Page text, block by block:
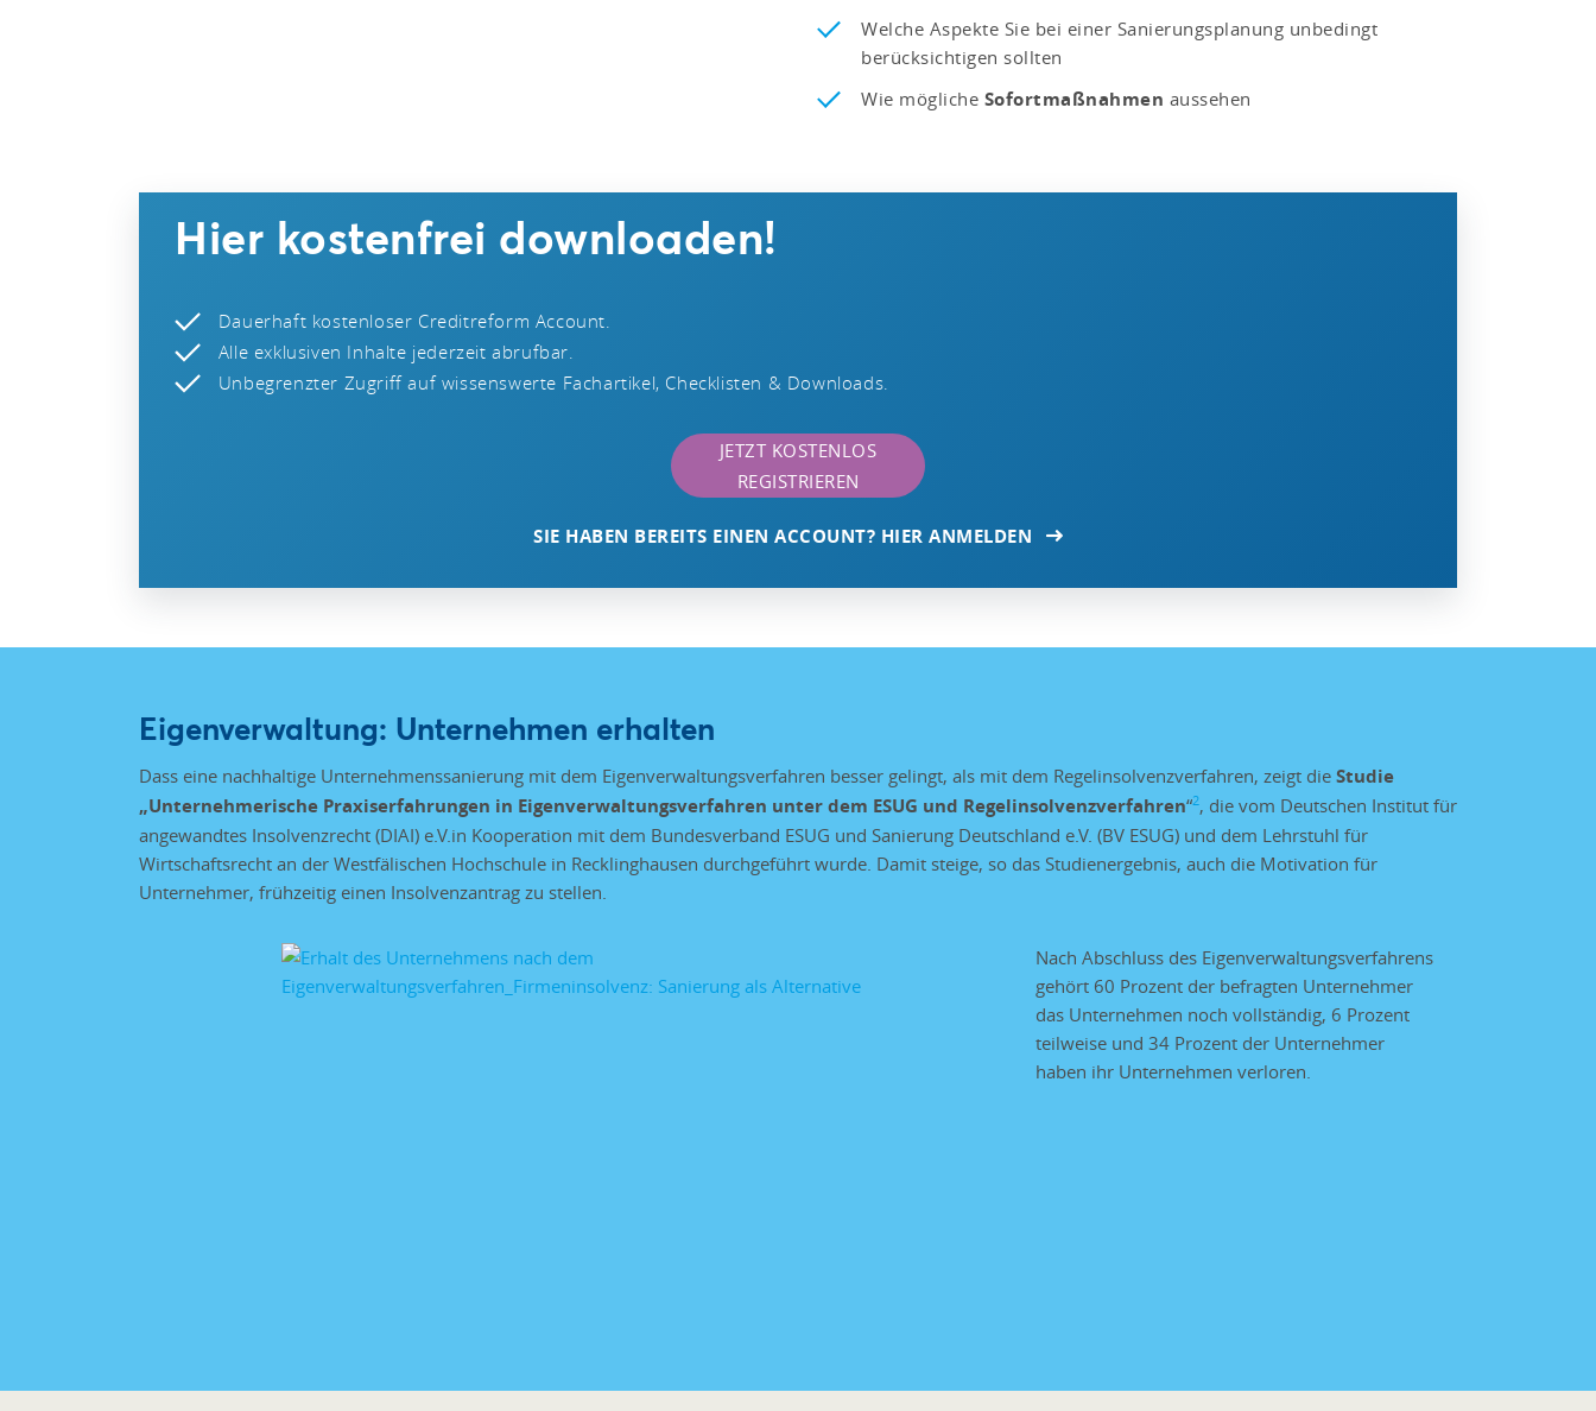
Welche Aspekte Sie bei einer Sanierungsplanung unbedingt
berücksichtigen sollten
Wie mögliche Sofortmaßnahmen aussehen
Hier kostenfrei downloaden!
Dauerhaft kostenloser Creditreform Account.
Alle exklusiven Inhalte jederzeit abrufbar.
Unbegrenzter Zugriff auf wissenswerte Fachartikel, Checklisten & Downloads.
JETZT KOSTENLOS
REGISTRIEREN
SIE HABEN BEREITS EINEN ACCOUNT? HIER ANMELDEN
Eigenverwaltung: Unternehmen erhalten
Dass eine nachhaltige Unternehmenssanierung mit dem Eigenverwaltungsverfahren besser gelingt, als mit dem Regelinsolvenzverfahren, zeigt die Studie
„Unternehmerische Praxiserfahrungen in Eigenverwaltungsverfahren unter dem ESUG und Regelinsolvenzverfahren“2, die vom Deutschen Institut für
angewandtes Insolvenzrecht (DIAI) e.V.in Kooperation mit dem Bundesverband ESUG und Sanierung Deutschland e.V. (BV ESUG) und dem Lehrstuhl für
Wirtschaftsrecht an der Westfälischen Hochschule in Recklinghausen durchgeführt wurde. Damit steige, so das Studienergebnis, auch die Motivation für
Unternehmer, frühzeitig einen Insolvenzantrag zu stellen.
Nach Abschluss des Eigenverwaltungsverfahrens
gehört 60 Prozent der befragten Unternehmer
das Unternehmen noch vollständig, 6 Prozent
teilweise und 34 Prozent der Unternehmer
haben ihr Unternehmen verloren.